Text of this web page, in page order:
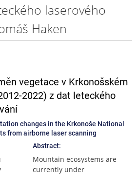
laserového
Haken
vegetace v Krkonošském
2022) z dat leteckého
changes in the Krkonoše National
from airborne laser scanning
Abstract:
Mountain ecosystems are
currently under